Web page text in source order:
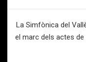
La Simfònica del
el marc dels actes de